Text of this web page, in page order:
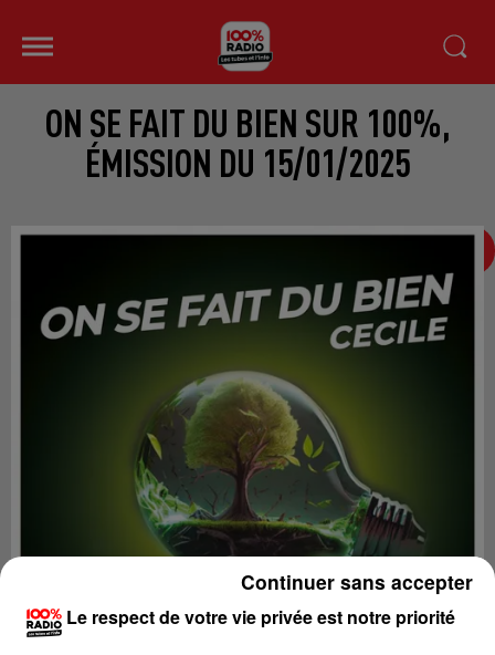
ON SE FAIT DU BIEN SUR 100%,
ÉMISSION DU 15/01/2025
Le respect de votre vie privée est notre priorité
Continuer sans accepter